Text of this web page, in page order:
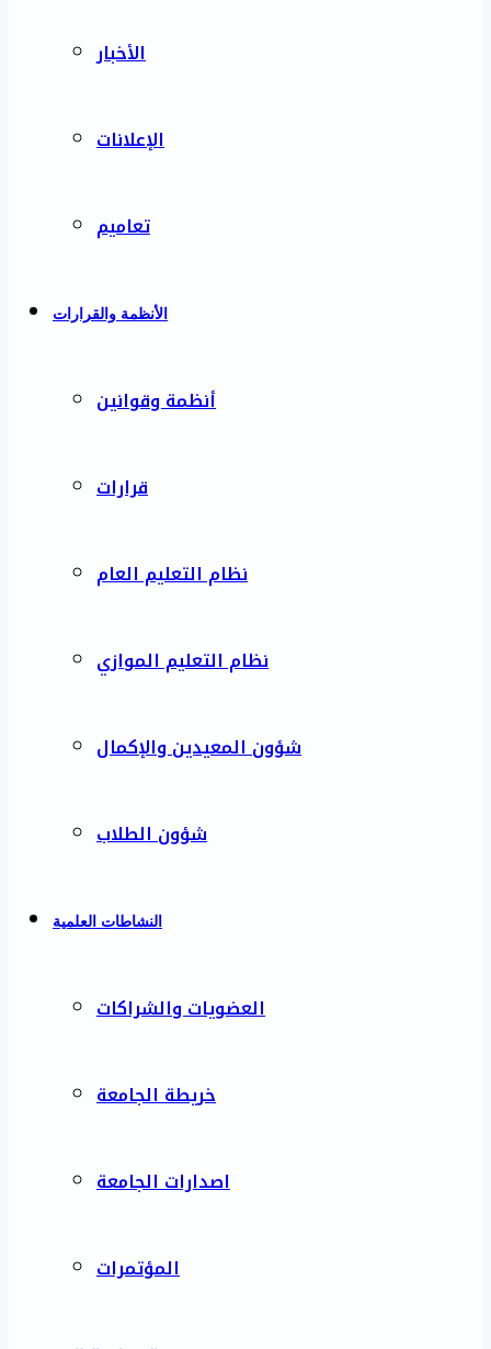
الأخبار
الإعلانات
تعاميم
الأنظمة والقرارات
أنظمة وقوانين
قرارات
نظام التعليم العام
نظام التعليم الموازي
شؤون المعيدين والإكمال
شؤون الطلاب
النشاطات العلمية
العضويات والشراكات
خريطة الجامعة
اصدارات الجامعة
المؤتمرات